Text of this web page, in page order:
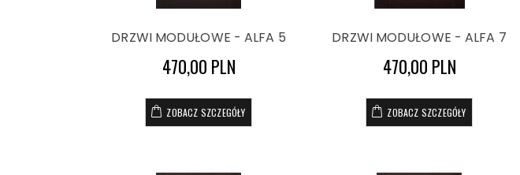
DRZWI MODUŁOWE - ALFA 5
470,00 PLN
ZOBACZ SZCZEGÓŁY
DRZWI MODUŁOWE - ALFA 7
470,00 PLN
ZOBACZ SZCZEGÓŁY